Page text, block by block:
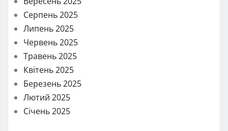
Серпень 2025
Липень 2025
Червень 2025
Травень 2025
Квітень 2025
Березень 2025
Лютий 2025
Січень 2025